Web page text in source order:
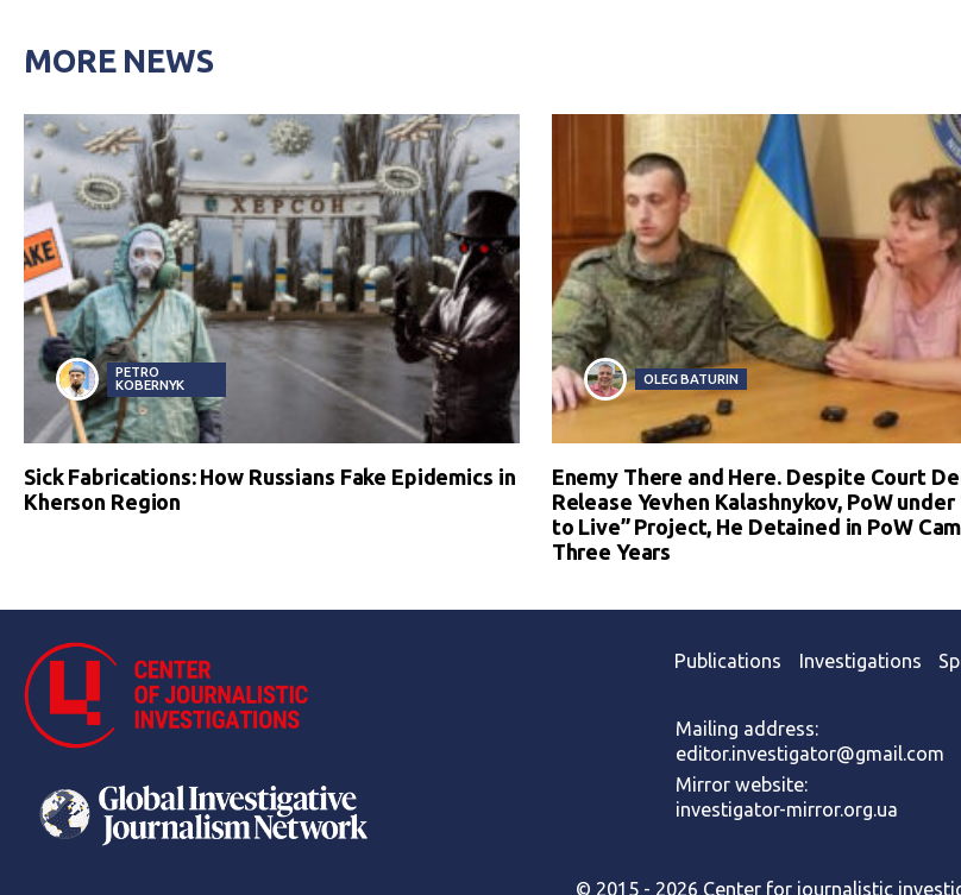
MORE NEWS
PETRO
KOBERNYK
Sick Fabrications: How Russians Fake Epidemics in
Kherson Region
OLEG BATURIN
Enemy There and Here. Despite Court
Release Yevhen Kalashnykov, PoW under
to Live” Project, He Detained in PoW
Three Years
Publications Investigations
Mailing address:
editor.investigator@gmail.com
Mirror website:
investigator-mirror.org.ua
© 2015 - 2026 Center for journalistic